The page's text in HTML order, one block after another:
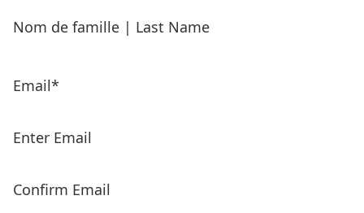
Nom de famille | Last Name
Email*
Enter Email
Confirm Email